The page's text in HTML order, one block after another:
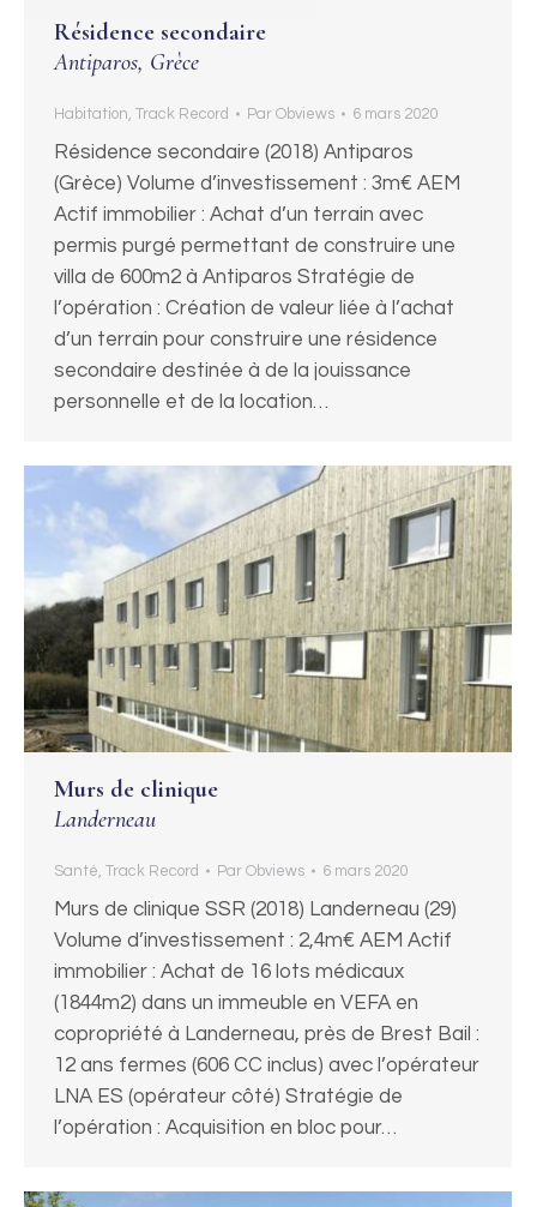
Résidence secondaire
Antiparos, Grèce
Habitation, Track Record Par Obviews 6 mars 2020
Résidence secondaire (2018) Antiparos
(Grèce) Volume d’investissement : 3m€ AEM
Actif immobilier : Achat d’un terrain avec
permis purgé permettant de construire une
villa de 600m2 à Antiparos Stratégie de
l’opération : Création de valeur liée à l’achat
d’un terrain pour construire une résidence
secondaire destinée à de la jouissance
personnelle et de la location…
Murs de clinique
Landerneau
Santé, Track Record Par Obviews 6 mars 2020
Murs de clinique SSR (2018) Landerneau (29)
Volume d’investissement : 2,4m€ AEM Actif
immobilier : Achat de 16 lots médicaux
(1844m2) dans un immeuble en VEFA en
copropriété à Landerneau, près de Brest Bail :
12 ans fermes (606 CC inclus) avec l’opérateur
LNA ES (opérateur côté) Stratégie de
l’opération : Acquisition en bloc pour…